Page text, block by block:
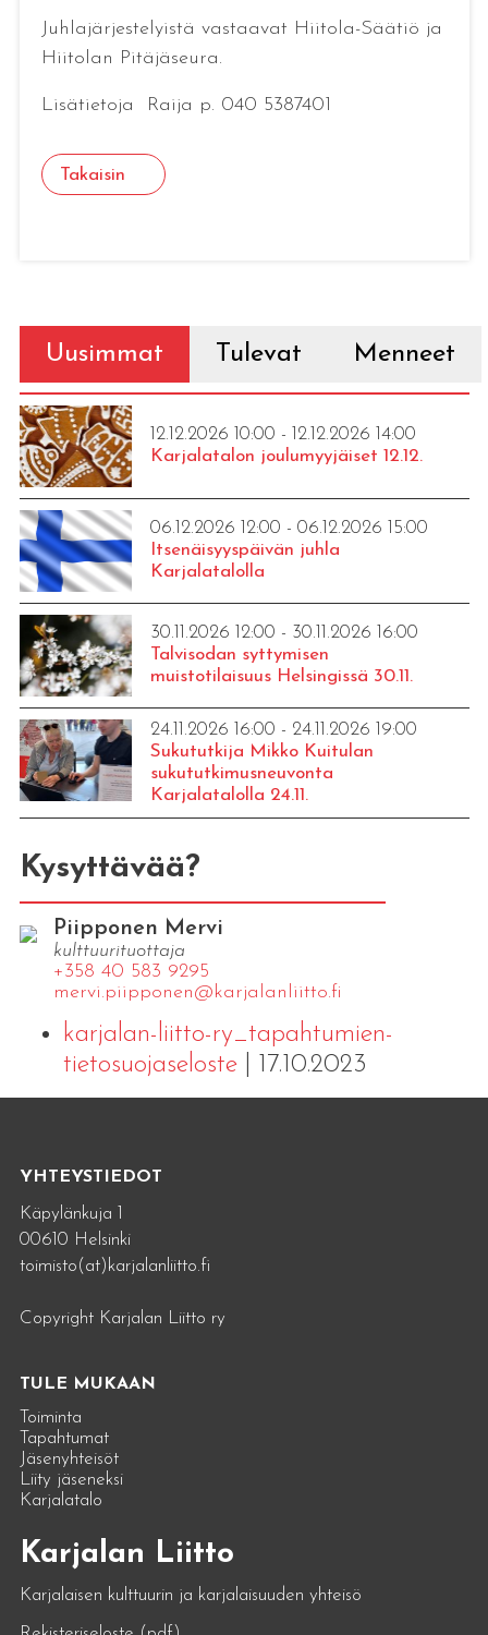
Juhlajärjestelyistä vastaavat Hiitola-Säätiö ja
Hiitolan Pitäjäseura.
Lisätietoja Raija p. 040 5387401
Takaisin
Uusimmat Tulevat Menneet
12.12.2026 10:00 - 12.12.2026 14:00
Karjalatalon joulumyyjäiset 12.12.
06.12.2026 12:00 - 06.12.2026 15:00
Itsenäisyyspäivän juhla
Karjalatalolla
30.11.2026 12:00 - 30.11.2026 16:00
Talvisodan syttymisen
muistotilaisuus Helsingissä 30.11.
24.11.2026 16:00 - 24.11.2026 19:00
Sukututkija Mikko Kuitulan
sukututkimusneuvonta
Karjalatalolla 24.11.
Kysyttävää?
Piipponen Mervi
kulttuurituottaja
+358 40 583 9295
mervi.​piipponen@​kar​jala​nlii​tto.​fi
karjalan-liitto-ry_tapahtumien-
tietosuojaseloste| 17.10.2023
YHTEYSTIEDOT
Käpylänkuja 1
00610 Helsinki
toimisto(at)karjalanliitto.fi
Copyright Karjalan Liitto ry
TULE MUKAAN
Toiminta
Tapahtumat
Jäsenyhteisöt
Liity jäseneksi
Karjalatalo
Karjalan Liitto
Karjalaisen kulttuurin ja karjalaisuuden yhteisö